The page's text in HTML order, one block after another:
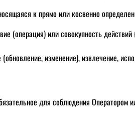
к прямо или косвенно
(операция) или совокупность
изменение), извлечение,
для соблюдения Оператором